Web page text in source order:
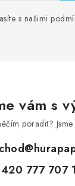
s našimi
vám s
poradit?
@
777 707